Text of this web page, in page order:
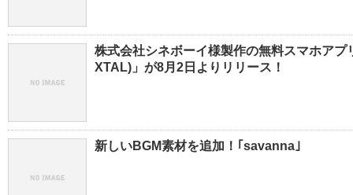
株式会社シネボーイ様製作の無料スマホア
XTAL)」が8月2日よりリリース！
新しいBGM素材を追加！｢savanna｣